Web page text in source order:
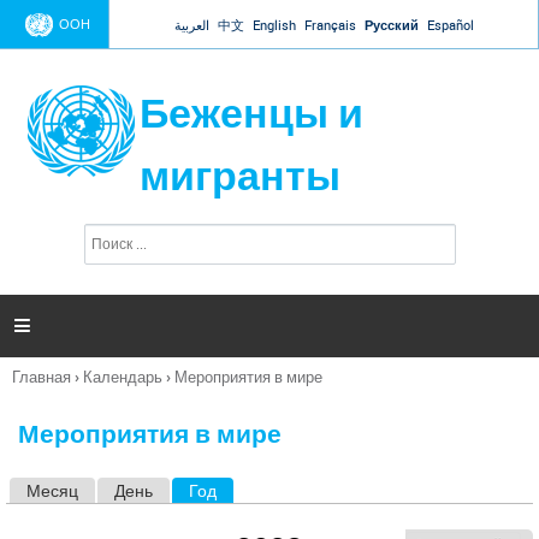
Jump to navigation
ООН العربية 中文 English Français Русский Español
Беженцы и
мигранты
п
и

Вы
Главная › Календарь › Мероприятия в мире
Мероприятия в мире
Месяц День Год